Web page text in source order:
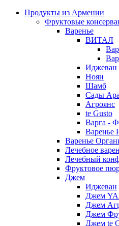
Продукты из Армении
Фруктовые
Варенье
ВИТАЛ
Иджеван
Ноян
Шамб
Сады
Агроянс
te Gusto
Варга -
Варенье
Варенье
Лечебное
Лечебный
Фруктовое
Джем
Иджеван
Джем
Джем
Джем
Джем te